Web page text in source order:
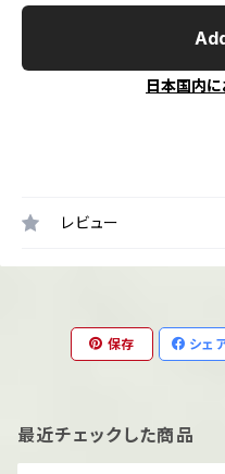
日本国内
レビュー
保存 シェ
最近チェックした商品